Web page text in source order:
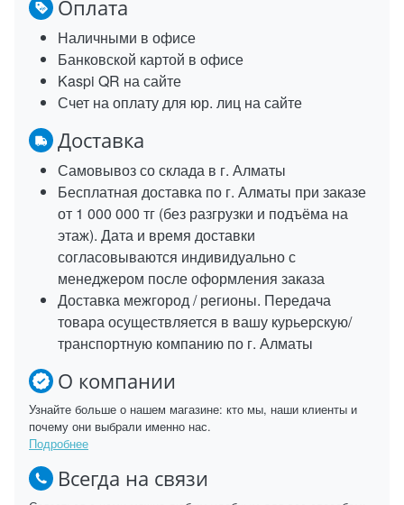
Оплата
Наличными в офисе
Банковской картой в офисе
Kaspi QR на сайте
Счет на оплату для юр. лиц на сайте
Доставка
Самовывоз со склада в г. Алматы
Бесплатная доставка по г. Алматы при заказе
от 1 000 000 тг (без разгрузки и подъёма на
этаж). Дата и время доставки
согласовываются индивидуально с
менеджером после оформления заказа
Доставка межгород / регионы. Передача
товара осуществляется в вашу курьерскую/
транспортную компанию по г. Алматы
О компании
Узнайте больше о нашем магазине: кто мы, наши клиенты и
почему они выбрали именно нас.
Подробнее
Всегда на связи